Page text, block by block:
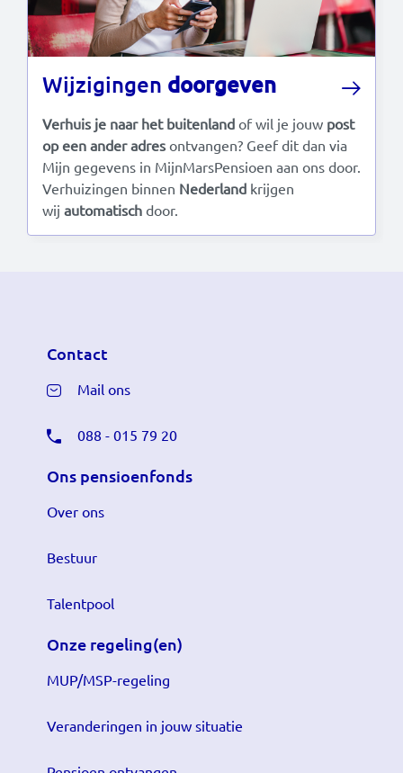
Wijzigingen doorgeven
Verhuis je naar het buitenland of wil je jouw post
op een ander adres ontvangen? Geef dit dan via
Mijn gegevens in MijnMarsPensioen aan ons door.
Verhuizingen binnen Nederland krijgen
wij automatisch door.
Contact
Mail ons
088 - 015 79 20
Ons pensioenfonds
Over ons
Bestuur
Talentpool
Onze regeling(en)
MUP/MSP-regeling
Veranderingen in jouw situatie